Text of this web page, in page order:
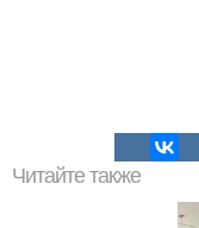
Читайте также